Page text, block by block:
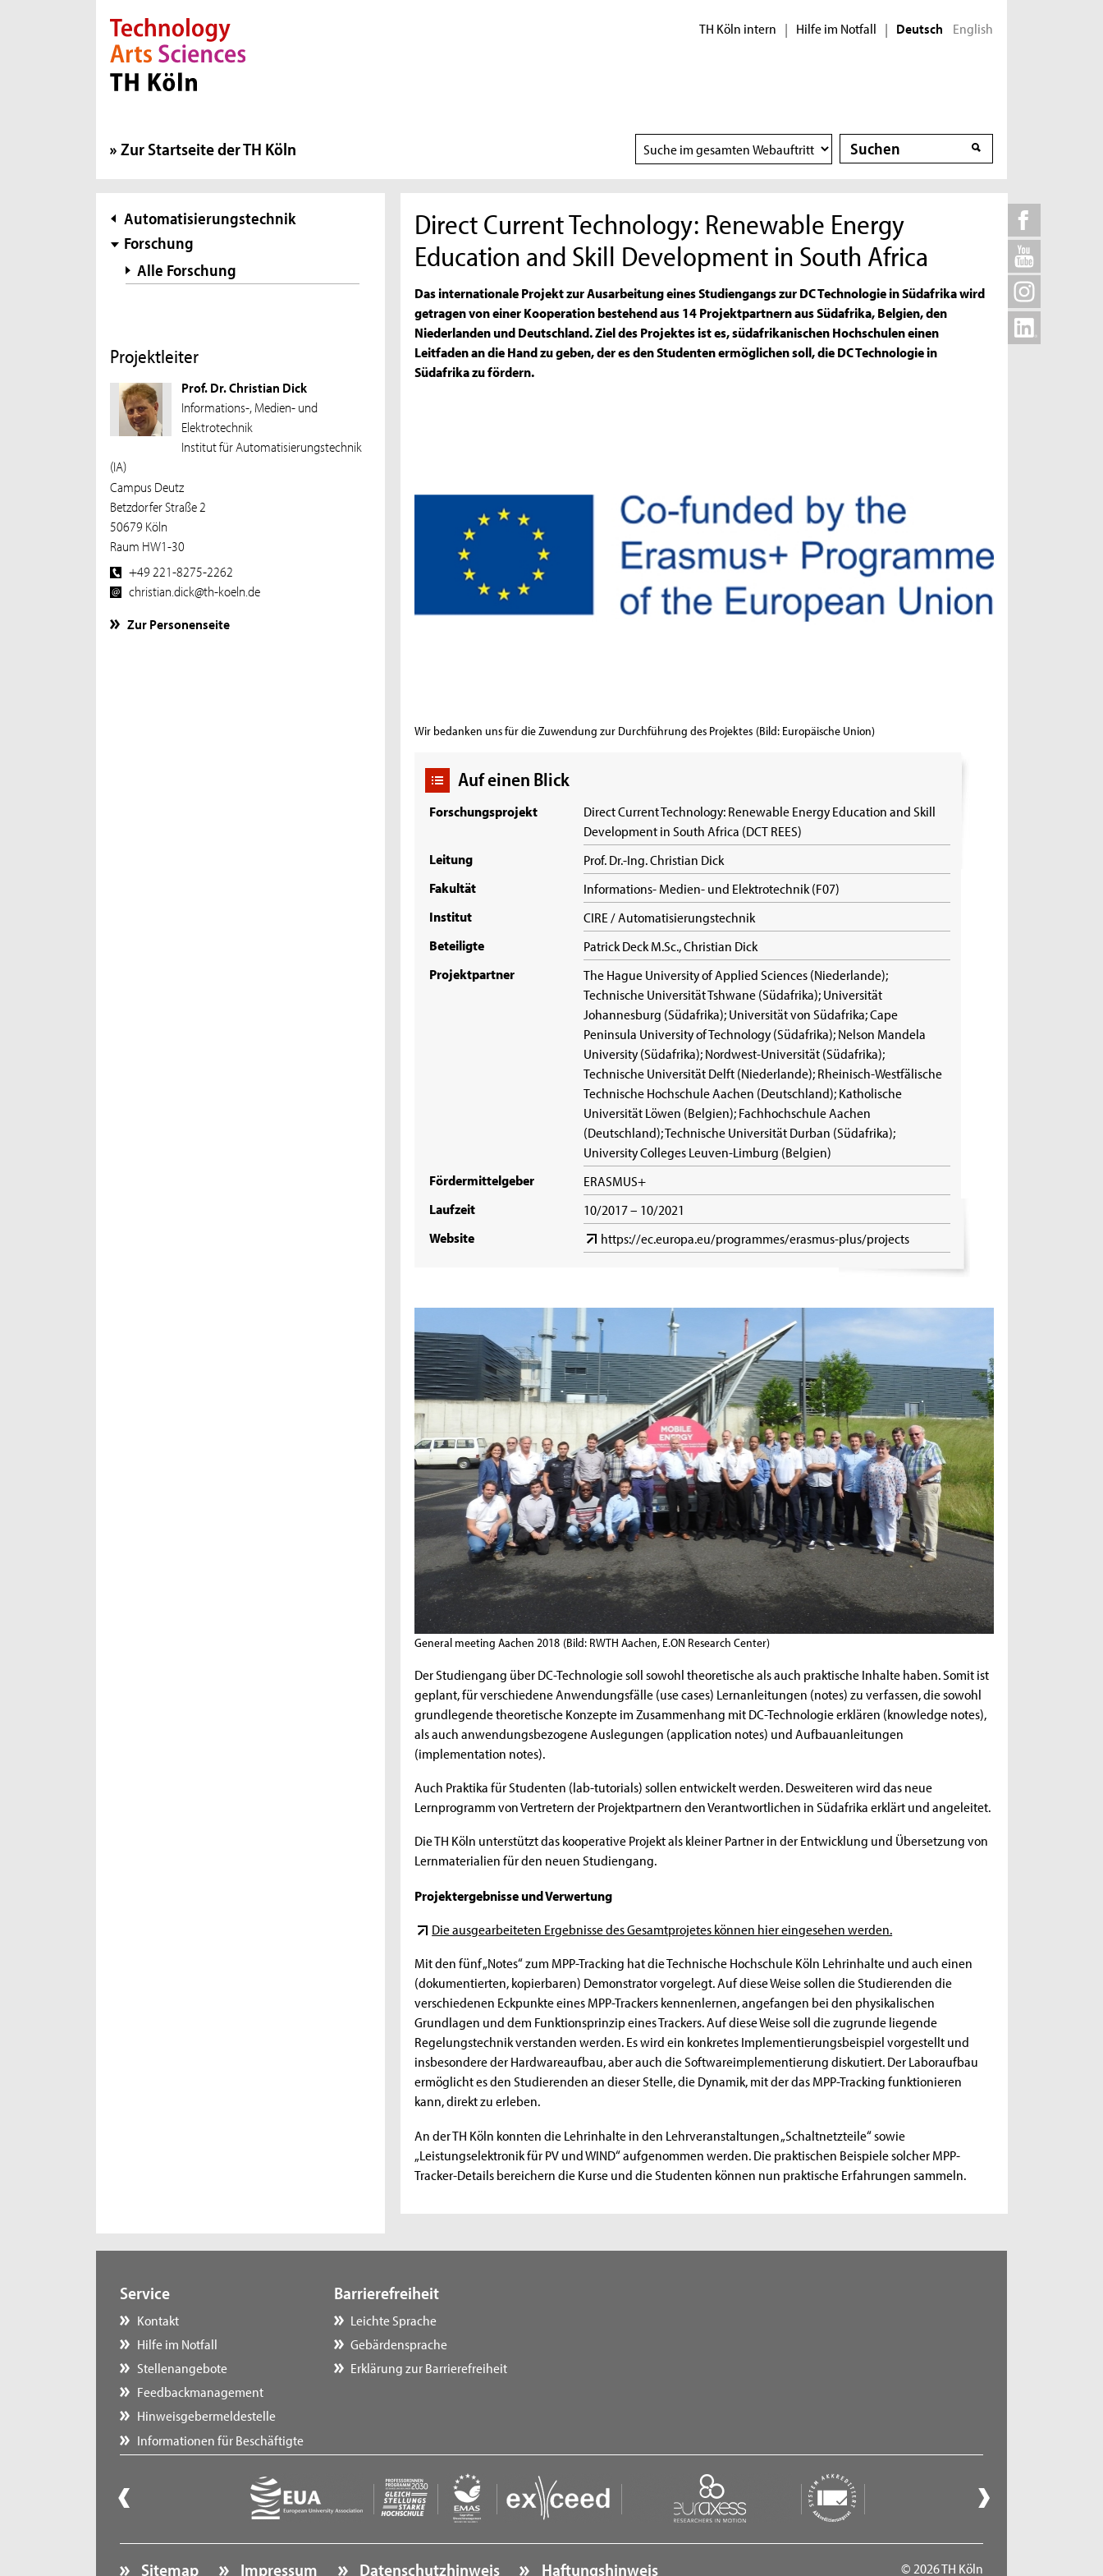
Direkt zur Hauptnavigation
Direkt zur Subnavigation
Direkt zum Inhalt
Direkt zum Fußbereich TH Köln intern | Hilfe im Notfall | Deutsch English
Zur Startseite der TH Köln
Suchbereich
wählen
Suche
Suche
Subnavigation
Automatisierungstechnik
Forschung
Alle Forschung
Projektleiter
Prof. Dr. Christian Dick
Informations-, Medien- und
Elektrotechnik
Institut für Automatisierungstechnik
(IA)
Campus Deutz
Betzdorfer Straße 2
50679 Köln
Raum HW1-30
+49 221-8275-2262
christian.dick@th-koeln.de
Zur Personenseite
Direct Current Technology: Renewable Energy
Education and Skill Development in South Africa
Das internationale Projekt zur Ausarbeitung eines Studiengangs zur DC Technologie in Südafrika wird
getragen von einer Kooperation bestehend aus 14 Projektpartnern aus Südafrika, Belgien, den
Niederlanden und Deutschland. Ziel des Projektes ist es, südafrikanischen Hochschulen einen
Leitfaden an die Hand zu geben, der es den Studenten ermöglichen soll, die DC Technologie in
Südafrika zu fördern.
Wir bedanken uns für die Zuwendung zur Durchführung des Projektes (Bild: Europäische Union)
Auf einen Blick
Forschungsprojekt
Direct Current Technology: Renewable Energy Education and Skill
Development in South Africa (DCT REES)
Leitung
Prof. Dr.-Ing. Christian Dick
Fakultät
Informations- Medien- und Elektrotechnik (F07)
Institut
CIRE / Automatisierungstechnik
Beteiligte
Patrick Deck M.Sc., Christian Dick
Projektpartner
The Hague University of Applied Sciences (Niederlande);
Technische Universität Tshwane (Südafrika); Universität
Johannesburg (Südafrika); Universität von Südafrika; Cape
Peninsula University of Technology (Südafrika); Nelson Mandela
University (Südafrika); Nordwest-Universität (Südafrika);
Technische Universität Delft (Niederlande); Rheinisch-Westfälische
Technische Hochschule Aachen (Deutschland); Katholische
Universität Löwen (Belgien); Fachhochschule Aachen
(Deutschland); Technische Universität Durban (Südafrika);
University Colleges Leuven-Limburg (Belgien)
Fördermittelgeber
ERASMUS+
Laufzeit
10/2017 – 10/2021
Website
https://ec.europa.eu/programmes/erasmus-plus/projects
General meeting Aachen 2018 (Bild: RWTH Aachen, E.ON Research Center)
Der Studiengang über DC-Technologie soll sowohl theoretische als auch praktische Inhalte haben. Somit ist
geplant, für verschiedene Anwendungsfälle (use cases) Lernanleitungen (notes) zu verfassen, die sowohl
grundlegende theoretische Konzepte im Zusammenhang mit DC-Technologie erklären (knowledge notes),
als auch anwendungsbezogene Auslegungen (application notes) und Aufbauanleitungen
(implementation notes).
Auch Praktika für Studenten (lab-tutorials) sollen entwickelt werden. Desweiteren wird das neue
Lernprogramm von Vertretern der Projektpartnern den Verantwortlichen in Südafrika erklärt und angeleitet.
Die TH Köln unterstützt das kooperative Projekt als kleiner Partner in der Entwicklung und Übersetzung von
Lernmaterialien für den neuen Studiengang.
Projektergebnisse und Verwertung
Die ausgearbeiteten Ergebnisse des Gesamtprojetes können hier eingesehen werden.
Mit den fünf „Notes“ zum MPP-Tracking hat die Technische Hochschule Köln Lehrinhalte und auch einen
(dokumentierten, kopierbaren) Demonstrator vorgelegt. Auf diese Weise sollen die Studierenden die
verschiedenen Eckpunkte eines MPP-Trackers kennenlernen, angefangen bei den physikalischen
Grundlagen und dem Funktionsprinzip eines Trackers. Auf diese Weise soll die zugrunde liegende
Regelungstechnik verstanden werden. Es wird ein konkretes Implementierungsbeispiel vorgestellt und
insbesondere der Hardwareaufbau, aber auch die Softwareimplementierung diskutiert. Der Laboraufbau
ermöglicht es den Studierenden an dieser Stelle, die Dynamik, mit der das MPP-Tracking funktionieren
kann, direkt zu erleben.
An der TH Köln konnten die Lehrinhalte in den Lehrveranstaltungen „Schaltnetzteile“ sowie
„Leistungselektronik für PV und WIND“ aufgenommen werden. Die praktischen Beispiele solcher MPP-
Tracker-Details bereichern die Kurse und die Studenten können nun praktische Erfahrungen sammeln.
Service
Kontakt
Hilfe im Notfall
Stellenangebote
Feedbackmanagement
Hinweisgebermeldestelle
Informationen für Beschäftigte
Barrierefreiheit
Leichte Sprache
Gebärdensprache
Erklärung zur Barrierefreiheit
Sitemap Impressum Datenschutzhinweis Haftungshinweis © 2026 TH Köln